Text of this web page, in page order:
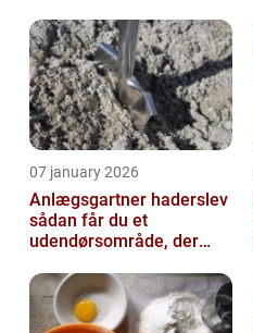
07 january 2026
Anlægsgartner haderslev
sådan får du et
udendørsområde, der